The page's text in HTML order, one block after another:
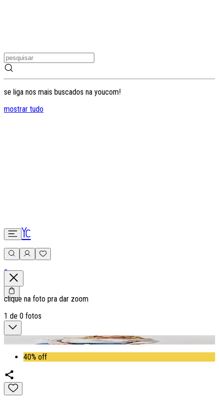
se liga nos mais buscados na youcom!
mostrar tudo
0
clique na foto pra dar zoom
1 de 0 fotos
40% off